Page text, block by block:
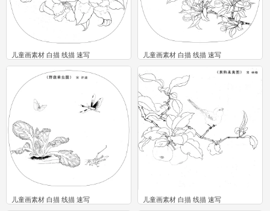
儿童画素材 白描 线描 速写
儿童画素材 白描 线描 速写
儿童画素材 白描 线描 速写
0
儿童画素材 白描 线描 速写
0